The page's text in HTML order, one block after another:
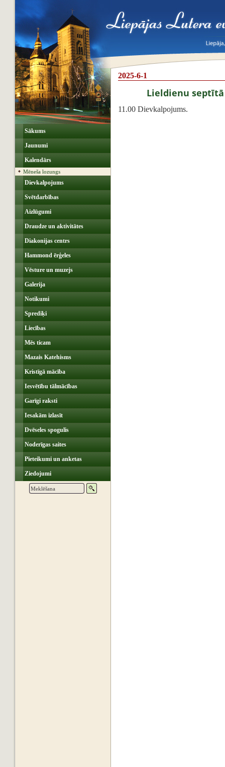
Sākums
Jaunumi
Kalendārs
Mēneša lozungs
Dievkalpojums
Svētdarbības
Aizlūgumi
Draudze un aktivitātes
Diakonijas centrs
Hammond ērģeles
Vēsture un muzejs
Galerija
Notikumi
Sprediķi
Liecības
Mēs ticam
Mazais Katehisms
Kristīgā mācība
Iesvētību tālmācības
Garīgi raksti
Iesakām izlasīt
Dvēseles spogulis
Noderīgas saites
Pieteikumi un anketas
Ziedojumi
2025-6-1
Lieldienu
11.00 Dievkalpojums.